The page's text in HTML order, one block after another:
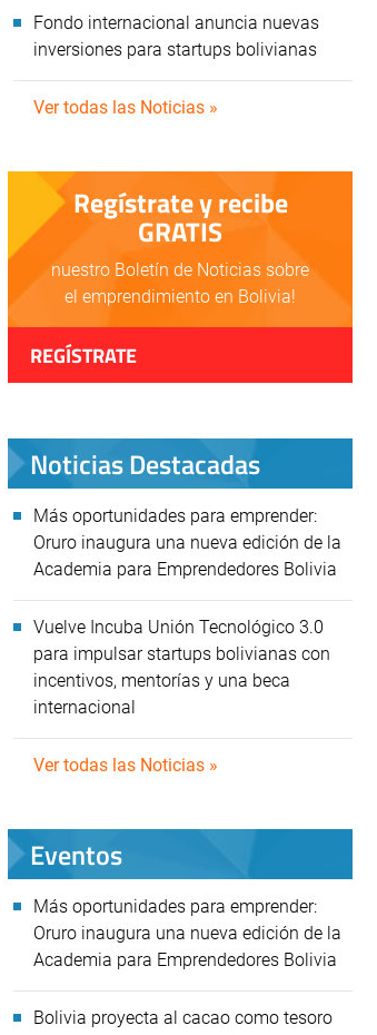
Fondo internacional anuncia nuevas
inversiones para startups bolivianas
Ver todas las Noticias »
Regístrate y recibe
GRATIS
nuestro Boletín de Noticias sobre
el emprendimiento en Bolivia!
REGÍSTRATE
Noticias Destacadas
Más oportunidades para emprender:
Oruro inaugura una nueva edición de la
Academia para Emprendedores Bolivia
Vuelve Incuba Unión Tecnológico 3.0
para impulsar startups bolivianas con
incentivos, mentorías y una beca
internacional
Ver todas las Noticias »
Eventos
Más oportunidades para emprender:
Oruro inaugura una nueva edición de la
Academia para Emprendedores Bolivia
Bolivia proyecta al cacao como tesoro